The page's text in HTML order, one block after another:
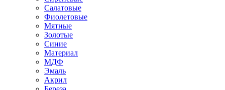
Салатовые
Фиолетовые
Мятные
Золотые
Синие
Материал
МДФ
Эмаль
Акрил